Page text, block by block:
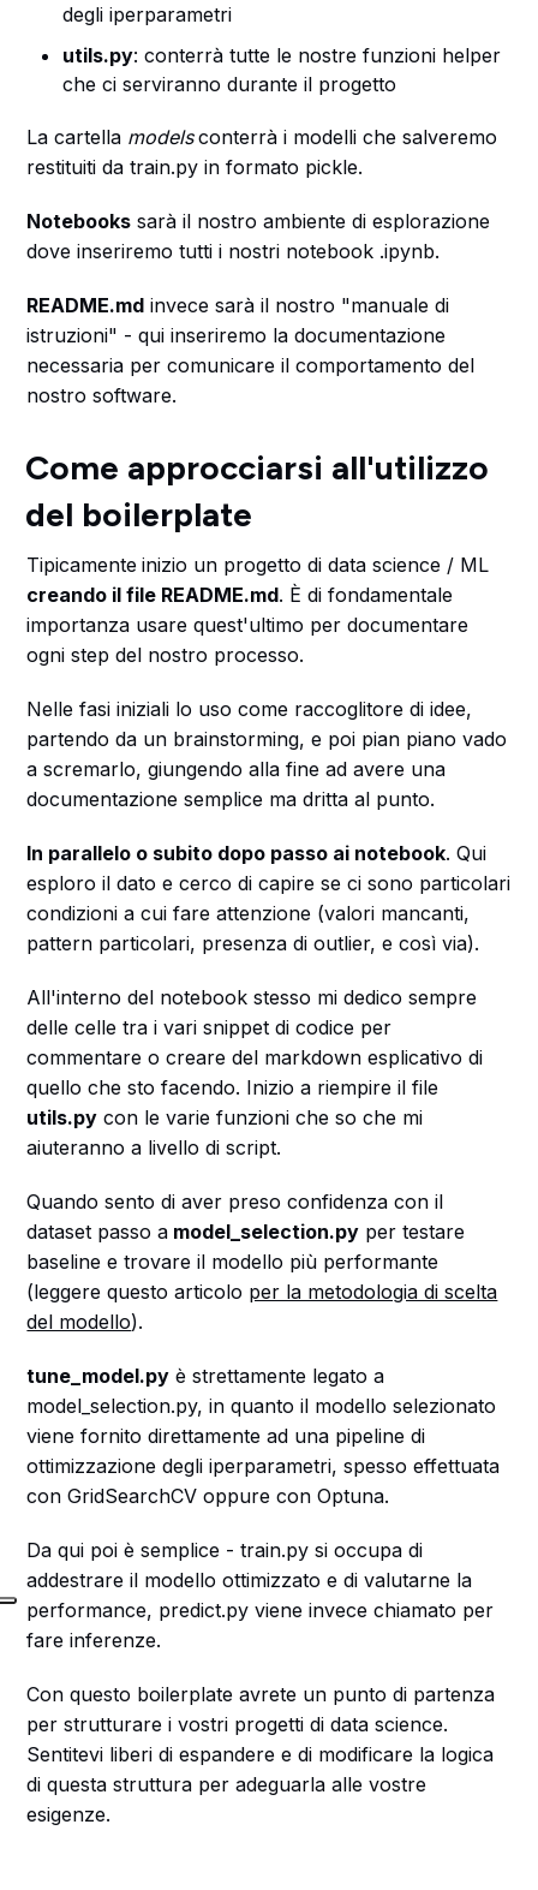
degli iperparametri
utils.py: conterrà tutte le nostre funzioni helper
che ci serviranno durante il progetto
La cartella models conterrà i modelli che salveremo
restituiti da train.py in formato pickle.
Notebooks sarà il nostro ambiente di esplorazione
dove inseriremo tutti i nostri notebook .ipynb.
README.md invece sarà il nostro "manuale di
istruzioni" - qui inseriremo la documentazione
necessaria per comunicare il comportamento del
nostro software.
Come approcciarsi all'utilizzo
del boilerplate
Tipicamente inizio un progetto di data science / ML
creando il file README.md. È di fondamentale
importanza usare quest'ultimo per documentare
ogni step del nostro processo.
Nelle fasi iniziali lo uso come raccoglitore di idee,
partendo da un brainstorming, e poi pian piano vado
a scremarlo, giungendo alla fine ad avere una
documentazione semplice ma dritta al punto.
In parallelo o subito dopo passo ai notebook. Qui
esploro il dato e cerco di capire se ci sono particolari
condizioni a cui fare attenzione (valori mancanti,
pattern particolari, presenza di outlier, e così via).
All'interno del notebook stesso mi dedico sempre
delle celle tra i vari snippet di codice per
commentare o creare del markdown esplicativo di
quello che sto facendo. Inizio a riempire il file
utils.py con le varie funzioni che so che mi
aiuteranno a livello di script.
Quando sento di aver preso confidenza con il
dataset passo a model_selection.py per testare
baseline e trovare il modello più performante
(leggere questo articolo per la metodologia di scelta
del modello).
tune_model.py è strettamente legato a
model_selection.py, in quanto il modello selezionato
viene fornito direttamente ad una pipeline di
ottimizzazione degli iperparametri, spesso effettuata
con GridSearchCV oppure con Optuna.
Da qui poi è semplice - train.py si occupa di
addestrare il modello ottimizzato e di valutarne la
performance, predict.py viene invece chiamato per
fare inferenze.
Con questo boilerplate avrete un punto di partenza
per strutturare i vostri progetti di data science.
Sentitevi liberi di espandere e di modificare la logica
di questa struttura per adeguarla alle vostre
esigenze.